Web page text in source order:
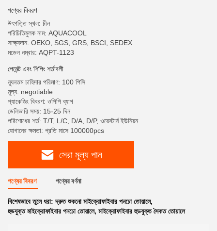
পণ্যের বিবরণ
উৎপত্তি স্থল: চীন
পরিচিতিমুলক নাম: AQUACOOL
সাক্ষ্যদান: OEKO, SGS, GRS, BSCI, SEDEX
মডেল নম্বার: AQPT-1123
পেমেন্ট এবং শিপিং শর্তাবলী
ন্যূনতম চাহিদার পরিমাণ: 100 পিসি
মূল্য: negotiable
প্যাকেজিং বিবরণ: ওপিপি ব্যাগ
ডেলিভারি সময়: 15-25 দিন
পরিশোধের শর্ত: T/T, L/C, D/A, D/P, ওয়েস্টার্ন ইউনিয়ন
যোগানের ক্ষমতা: প্রতি মাসে 100000pcs
সেরা মূল্য পান
পণ্যের বিবরণ পণ্যের বর্ণনা
বিশেষভাবে তুলে ধরা:দ্রুত শুকনো মাইক্রোফাইবার পনচো তোয়ালে,
হুডযুক্ত মাইক্রোফাইবার পনচো তোয়ালে, মাইক্রোফাইবার হুডযুক্ত সৈকত তোয়ালে